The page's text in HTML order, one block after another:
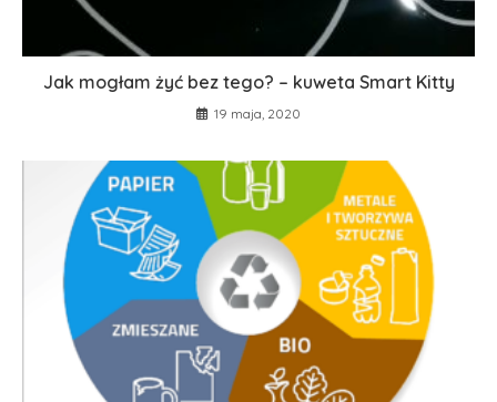
Jak mogłam żyć bez tego? – kuweta Smart Kitty
19 maja, 2020